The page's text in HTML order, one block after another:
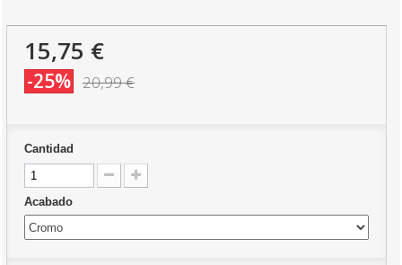
15,75 €
-25% 20,99 €
Cantidad
Acabado